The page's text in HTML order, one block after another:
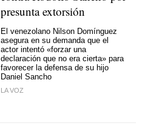
presunta extorsión
El venezolano Nilson Domínguez
asegura en su demanda que el
actor intentó «forzar una
declaración que no era cierta» para
favorecer la defensa de su hijo
Daniel Sancho
LA VOZ